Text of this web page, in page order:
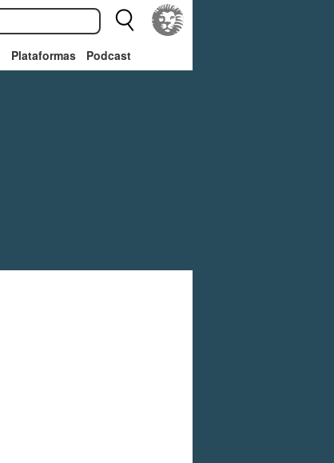
Plataformas Podcast